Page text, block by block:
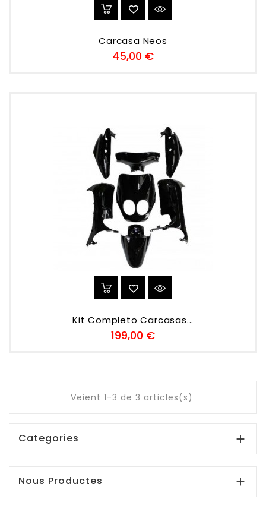
Carcasa Neos
45,00 €Preu
Kit Completo Carcasas...
199,00 €Preu
Veient 1-3 de 3 articles(s)
Categories 
Nous Productes 